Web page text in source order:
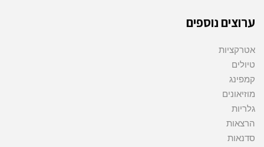
ערוצים נוספים
אטרקציות
טיולים
קמפינג
מוזיאונים
גלריות
הרצאות
סדנאות